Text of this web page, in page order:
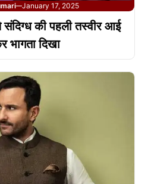
—January 17, 2025
की पहली तस्वीर आई
भागता दिखा